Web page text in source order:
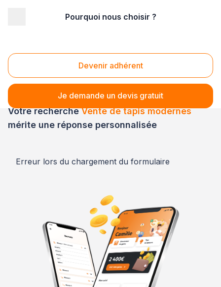
Pourquoi nous choisir ?
Devenir adhérent
Je demande un devis gratuit
Vente de tapis modernes
Votre rechercheVente de tapis modernes
mérite une réponse personnalisée
Erreur lors du chargement du formulaire